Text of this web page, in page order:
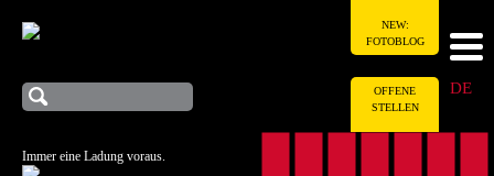
Immer eine Ladung voraus.
DE
NEW:
FOTOBLOG
OFFENE
STELLEN